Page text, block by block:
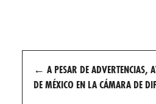
Post
navigation
← A PESAR DE ADVERTENCIAS,
DE MÉXICO EN LA CÁMARA DE